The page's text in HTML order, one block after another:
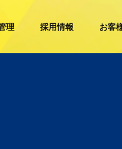
理 採用情報 お客